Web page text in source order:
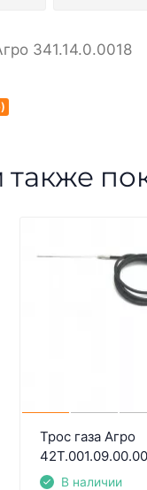
341.14.0.0018
Трос газа Агро
В наличии